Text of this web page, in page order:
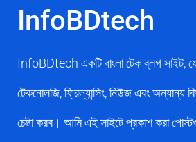
InfoBDtech
InfoBDtech একটি বাংলা টেক ব্লগ সাইট,
টেকনোলজি, ফ্রিল্যান্সিং, নিউজ এবং অন্যান্য
চেষ্টা করব। আমি এই সাইটে প্রকাশ করা